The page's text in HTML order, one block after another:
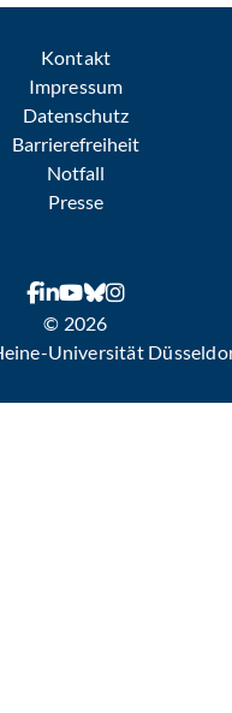
Kontakt
Impressum
Datenschutz
Barrierefreiheit
Notfall
Presse
© 2026
Universität